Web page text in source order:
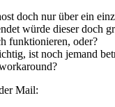
doch nur über ein
würde dieser doch
funktionieren, oder?
ist noch jemand
Mail: